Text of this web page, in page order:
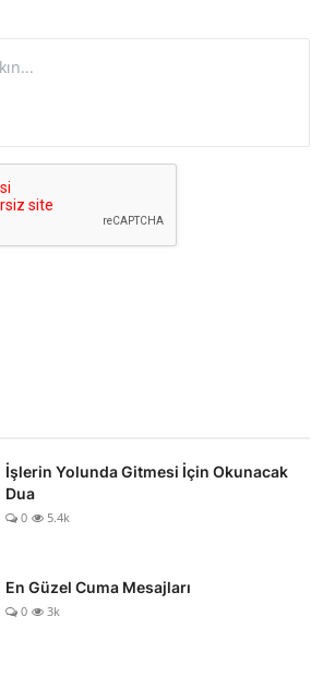
İşlerin Yolunda Gitmesi İçin Okunacak
Dua
0 5.4k
En Güzel Cuma Mesajları
0 3k